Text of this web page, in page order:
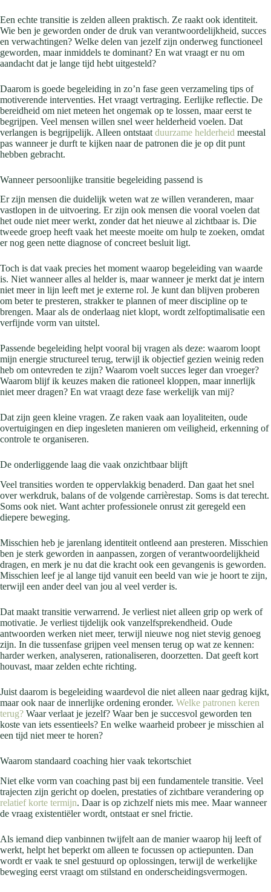
Een echte transitie is zelden alleen praktisch. Ze raakt ook identiteit.
Wie ben je geworden onder de druk van verantwoordelijkheid, succes
en verwachtingen? Welke delen van jezelf zijn onderweg functioneel
geworden, maar inmiddels te dominant? En wat vraagt er nu om
aandacht dat je lange tijd hebt uitgesteld?
Daarom is goede begeleiding in zo’n fase geen verzameling tips of
motiverende interventies. Het vraagt vertraging. Eerlijke reflectie. De
bereidheid om niet meteen het ongemak op te lossen, maar eerst te
begrijpen. Veel mensen willen snel weer helderheid voelen. Dat
verlangen is begrijpelijk. Alleen ontstaat duurzame helderheid meestal
pas wanneer je durft te kijken naar de patronen die je op dit punt
hebben gebracht.
Wanneer persoonlijke transitie begeleiding passend is
Er zijn mensen die duidelijk weten wat ze willen veranderen, maar
vastlopen in de uitvoering. Er zijn ook mensen die vooral voelen dat
het oude niet meer werkt, zonder dat het nieuwe al zichtbaar is. Die
tweede groep heeft vaak het meeste moeite om hulp te zoeken, omdat
er nog geen nette diagnose of concreet besluit ligt.
Toch is dat vaak precies het moment waarop begeleiding van waarde
is. Niet wanneer alles al helder is, maar wanneer je merkt dat je intern
niet meer in lijn leeft met je externe rol. Je kunt dan blijven proberen
om beter te presteren, strakker te plannen of meer discipline op te
brengen. Maar als de onderlaag niet klopt, wordt zelfoptimalisatie een
verfijnde vorm van uitstel.
Passende begeleiding helpt vooral bij vragen als deze: waarom loopt
mijn energie structureel terug, terwijl ik objectief gezien weinig reden
heb om ontevreden te zijn? Waarom voelt succes leger dan vroeger?
Waarom blijf ik keuzes maken die rationeel kloppen, maar innerlijk
niet meer dragen? En wat vraagt deze fase werkelijk van mij?
Dat zijn geen kleine vragen. Ze raken vaak aan loyaliteiten, oude
overtuigingen en diep ingesleten manieren om veiligheid, erkenning of
controle te organiseren.
De onderliggende laag die vaak onzichtbaar blijft
Veel transities worden te oppervlakkig benaderd. Dan gaat het snel
over werkdruk, balans of de volgende carrièrestap. Soms is dat terecht.
Soms ook niet. Want achter professionele onrust zit geregeld een
diepere beweging.
Misschien heb je jarenlang identiteit ontleend aan presteren. Misschien
ben je sterk geworden in aanpassen, zorgen of verantwoordelijkheid
dragen, en merk je nu dat die kracht ook een gevangenis is geworden.
Misschien leef je al lange tijd vanuit een beeld van wie je hoort te zijn,
terwijl een ander deel van jou al veel verder is.
Dat maakt transitie verwarrend. Je verliest niet alleen grip op werk of
motivatie. Je verliest tijdelijk ook vanzelfsprekendheid. Oude
antwoorden werken niet meer, terwijl nieuwe nog niet stevig genoeg
zijn. In die tussenfase grijpen veel mensen terug op wat ze kennen:
harder werken, analyseren, rationaliseren, doorzetten. Dat geeft kort
houvast, maar zelden echte richting.
Juist daarom is begeleiding waardevol die niet alleen naar gedrag kijkt,
maar ook naar de innerlijke ordening eronder. Welke patronen keren
terug? Waar verlaat je jezelf? Waar ben je succesvol geworden ten
koste van iets essentieels? En welke waarheid probeer je misschien al
een tijd niet meer te horen?
Waarom standaard coaching hier vaak tekortschiet
Niet elke vorm van coaching past bij een fundamentele transitie. Veel
trajecten zijn gericht op doelen, prestaties of zichtbare verandering op
relatief korte termijn. Daar is op zichzelf niets mis mee. Maar wanneer
de vraag existentiëler wordt, ontstaat er snel frictie.
Als iemand diep vanbinnen twijfelt aan de manier waarop hij leeft of
werkt, helpt het beperkt om alleen te focussen op actiepunten. Dan
wordt er vaak te snel gestuurd op oplossingen, terwijl de werkelijke
beweging eerst vraagt om stilstand en onderscheidingsvermogen.